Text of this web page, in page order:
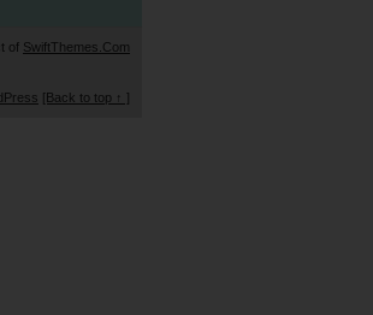
of SwiftThemes.Com
[Back to top ↑ ]